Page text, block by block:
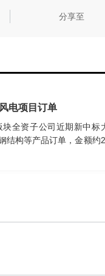
分享至
电项目订单
全资子公司近期新中
结构等产品订单，金额约
机容量为600MW，拟安